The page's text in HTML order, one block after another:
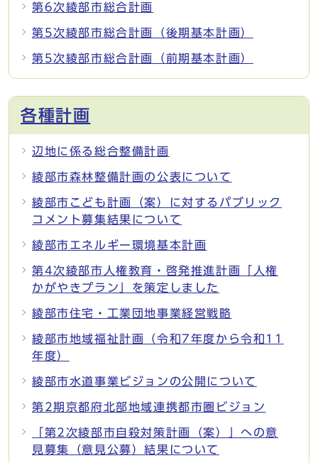
第6次綾部市総合計画
第5次綾部市総合計画（後期基本計画）
第5次綾部市総合計画（前期基本計画）
各種計画
辺地に係る総合整備計画
綾部市森林整備計画の公表について
綾部市こども計画（案）に対するパブリック
コメント募集結果について
綾部市エネルギー環境基本計画
第4次綾部市人権教育・啓発推進計画「人権
かがやきプラン」を策定しました
綾部市住宅・工業団地事業経営戦略
綾部市地域福祉計画（令和7年度から令和11
年度）
綾部市水道事業ビジョンの公開について
第2期京都府北部地域連携都市圏ビジョン
「第2次綾部市自殺対策計画（案）」への意
見募集（意見公募）結果について